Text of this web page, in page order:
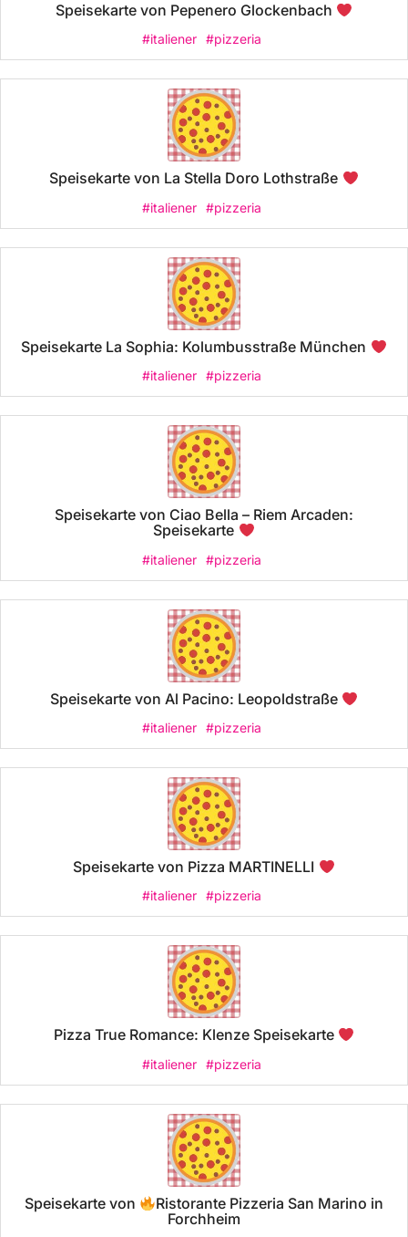
Speisekarte von Pepenero Glockenbach
#italiener #pizzeria
Speisekarte von La Stella Doro Lothstraße
#italiener #pizzeria
Speisekarte La Sophia: Kolumbusstraße München
#italiener #pizzeria
Speisekarte von Ciao Bella – Riem Arcaden:
Speisekarte
#italiener #pizzeria
Speisekarte von Al Pacino: Leopoldstraße
#italiener #pizzeria
Speisekarte von Pizza MARTINELLI
#italiener #pizzeria
Pizza True Romance: Klenze Speisekarte
#italiener #pizzeria
Speisekarte von
Ristorante Pizzeria San Marino in
Forchheim